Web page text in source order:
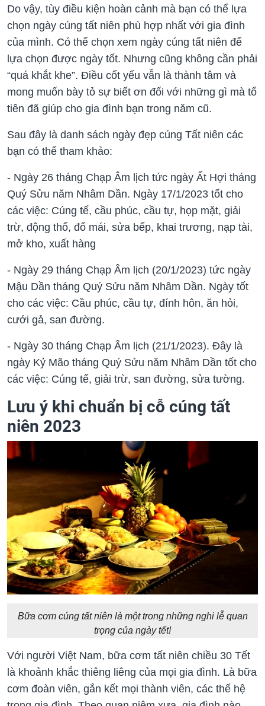
Do vậy, tùy điều kiện hoàn cảnh mà bạn có thể lựa
chọn ngày cúng tất niên phù hợp nhất với gia đình
của mình. Có thể chọn xem ngày cúng tất niên để
lựa chọn được ngày tốt. Nhưng cũng không cần phải
“quá khắt khe”. Điều cốt yếu vẫn là thành tâm và
mong muốn bày tỏ sự biết ơn đối với những gì mà tổ
tiên đã giúp cho gia đình bạn trong năm cũ.
Sau đây là danh sách ngày đẹp cúng Tất niên các
bạn có thể tham khảo:
- Ngày 26 tháng Chạp Âm lịch tức ngày Ất Hợi tháng
Quý Sửu năm Nhâm Dần. Ngày 17/1/2023 tốt cho
các việc: Cúng tế, cầu phúc, cầu tự, họp mặt, giải
trừ, động thổ, đổ mái, sửa bếp, khai trương, nạp tài,
mở kho, xuất hàng
- Ngày 29 tháng Chạp Âm lịch (20/1/2023) tức ngày
Mậu Dần tháng Quý Sửu năm Nhâm Dần. Ngày tốt
cho các việc: Cầu phúc, cầu tự, đính hôn, ăn hỏi,
cưới gả, san đường.
- Ngày 30 tháng Chạp Âm lịch (21/1/2023). Đây là
ngày Kỷ Mão tháng Quý Sửu năm Nhâm Dần tốt cho
các việc: Cúng tế, giải trừ, san đường, sửa tường.
Lưu ý khi chuẩn bị cỗ cúng tất
niên 2023
Bữa cơm cúng tất niên là một trong những nghi lễ quan
trọng của ngày tết!
Với người Việt Nam, bữa cơm tất niên chiều 30 Tết
là khoảnh khắc thiêng liêng của mọi gia đình. Là bữa
cơm đoàn viên, gắn kết mọi thành viên, các thế hệ